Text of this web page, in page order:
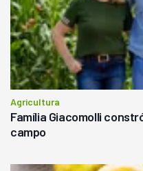
Agricultura
Família Giacomolli
campo